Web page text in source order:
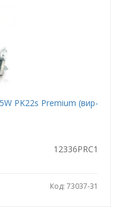
PK22s Premium (вир-
12336PRC1
Код: 73037-31